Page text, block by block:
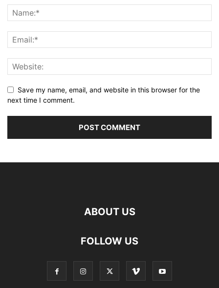
Save my name, email, and website in this browser for the
next time I comment.
ABOUT US
FOLLOW US